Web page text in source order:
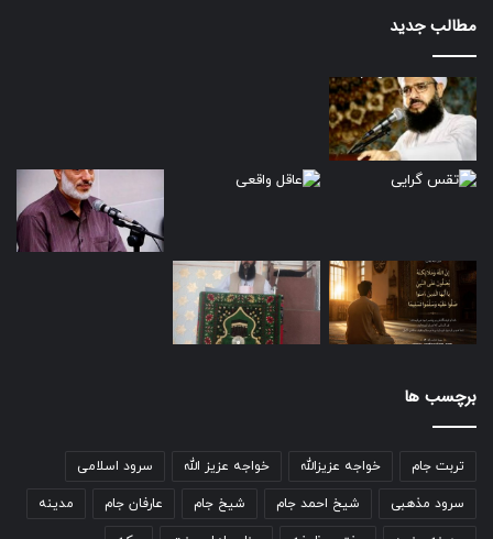
مطالب جدید
برچسب ها
تربت جام خواجه عزیزالله خواجه عزیز الله سرود اسلامی
سرود مذهبی شیخ احمد جام شیخ جام عارفان جام مدینه